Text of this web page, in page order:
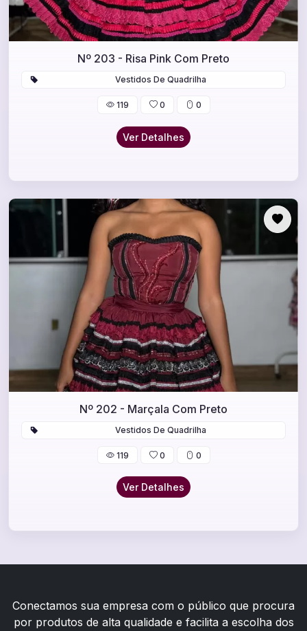
Nº 203 - Risa Pink Com Preto
Vestidos De Quadrilha
119 0 0
Ver Detalhes
Nº 202 - Marçala Com Preto
Vestidos De Quadrilha
119 0 0
Ver Detalhes
Conectamos sua empresa com o público que procura
por produtos de alta qualidade e facilita a escolha dos